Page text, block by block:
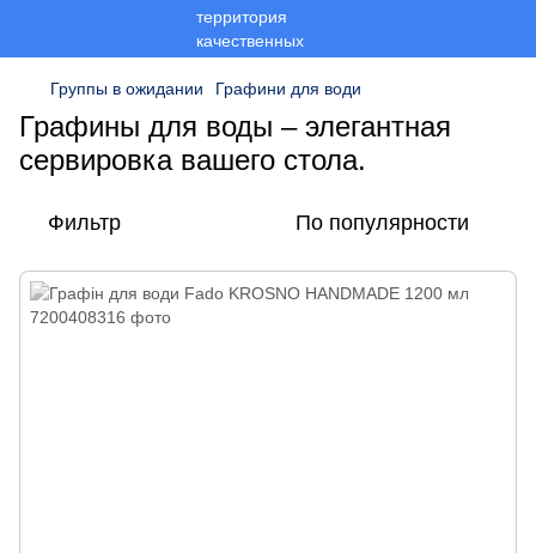
Группы в ожидании Графини для води
Графины для воды – элегантная
сервировка вашего стола.
Фильтр По популярности